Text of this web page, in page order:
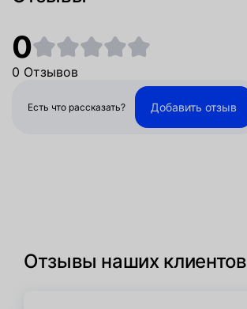
0
0 Отзывов
Есть что рассказать? Добавить отзыв
Отзывы наших клиентов